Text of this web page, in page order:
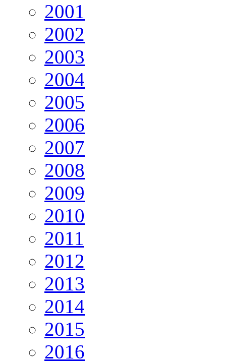
2001
2002
2003
2004
2005
2006
2007
2008
2009
2010
2011
2012
2013
2014
2015
2016